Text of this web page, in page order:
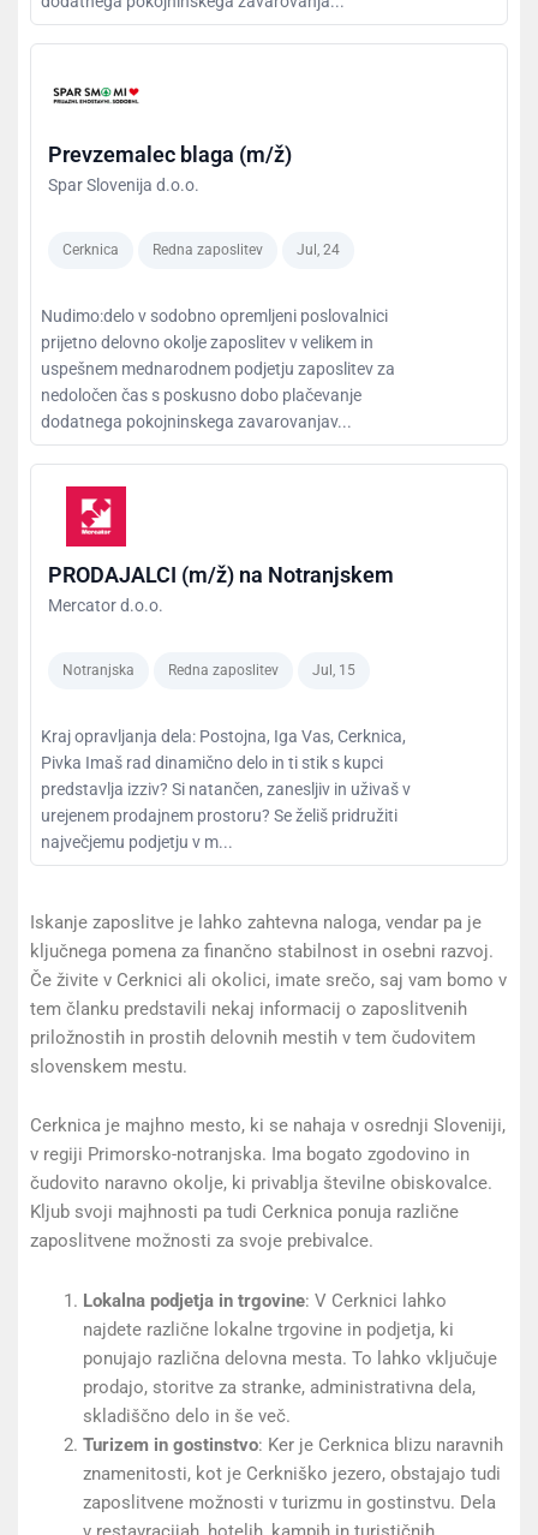
Prevzemalec blaga (m/ž)
Spar Slovenija d.o.o.
Cerknica Redna zaposlitev Jul, 24
Nudimo:delo v sodobno opremljeni poslovalnici
prijetno delovno okolje zaposlitev v velikem in
uspešnem mednarodnem podjetju zaposlitev za
nedoločen čas s poskusno dobo plačevanje
dodatnega pokojninskega zavarovanjav...
PRODAJALCI (m/ž) na Notranjskem
Mercator d.o.o.
Notranjska Redna zaposlitev Jul, 15
Kraj opravljanja dela: Postojna, Iga Vas, Cerknica,
Pivka Imaš rad dinamično delo in ti stik s kupci
predstavlja izziv? Si natančen, zanesljiv in uživaš v
urejenem prodajnem prostoru? Se želiš pridružiti
največjemu podjetju v m...
Iskanje zaposlitve je lahko zahtevna naloga, vendar pa je
ključnega pomena za finančno stabilnost in osebni razvoj.
Če živite v Cerknici ali okolici, imate srečo, saj vam bomo v
tem članku predstavili nekaj informacij o zaposlitvenih
priložnostih in prostih delovnih mestih v tem čudovitem
slovenskem mestu.
Cerknica je majhno mesto, ki se nahaja v osrednji Sloveniji,
v regiji Primorsko-notranjska. Ima bogato zgodovino in
čudovito naravno okolje, ki privablja številne obiskovalce.
Kljub svoji majhnosti pa tudi Cerknica ponuja različne
zaposlitvene možnosti za svoje prebivalce.
Lokalna podjetja in trgovine: V Cerknici lahko
najdete različne lokalne trgovine in podjetja, ki
ponujajo različna delovna mesta. To lahko vključuje
prodajo, storitve za stranke, administrativna dela,
skladiščno delo in še več.
Turizem in gostinstvo: Ker je Cerknica blizu naravnih
znamenitosti, kot je Cerkniško jezero, obstajajo tudi
zaposlitvene možnosti v turizmu in gostinstvu. Dela